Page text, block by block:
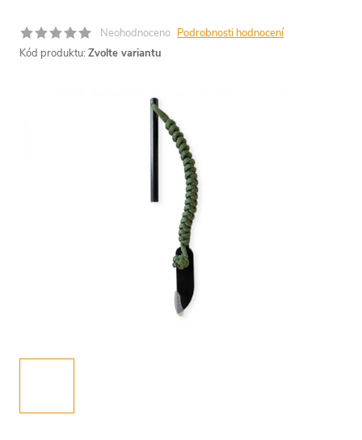
Neohodnoceno Podrobnosti hodnocení
Kód produktu: Zvolte variantu